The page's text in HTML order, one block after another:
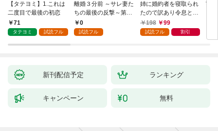
【タテヨミ】1.これは
二度目で最後の初恋
71
タテヨミ 試読フル
離婚３分前 ～サレ妻た
ちの最後の反撃～第1
話0
試読フル
姉に婚約者を寝取られ
たので訳あり令息と結
婚して辺境へと向かい
ます ～苦労の先に待っ
198 99
試読フル 割引
実
新刊配信予定 ランキング
キャンペーン 無料